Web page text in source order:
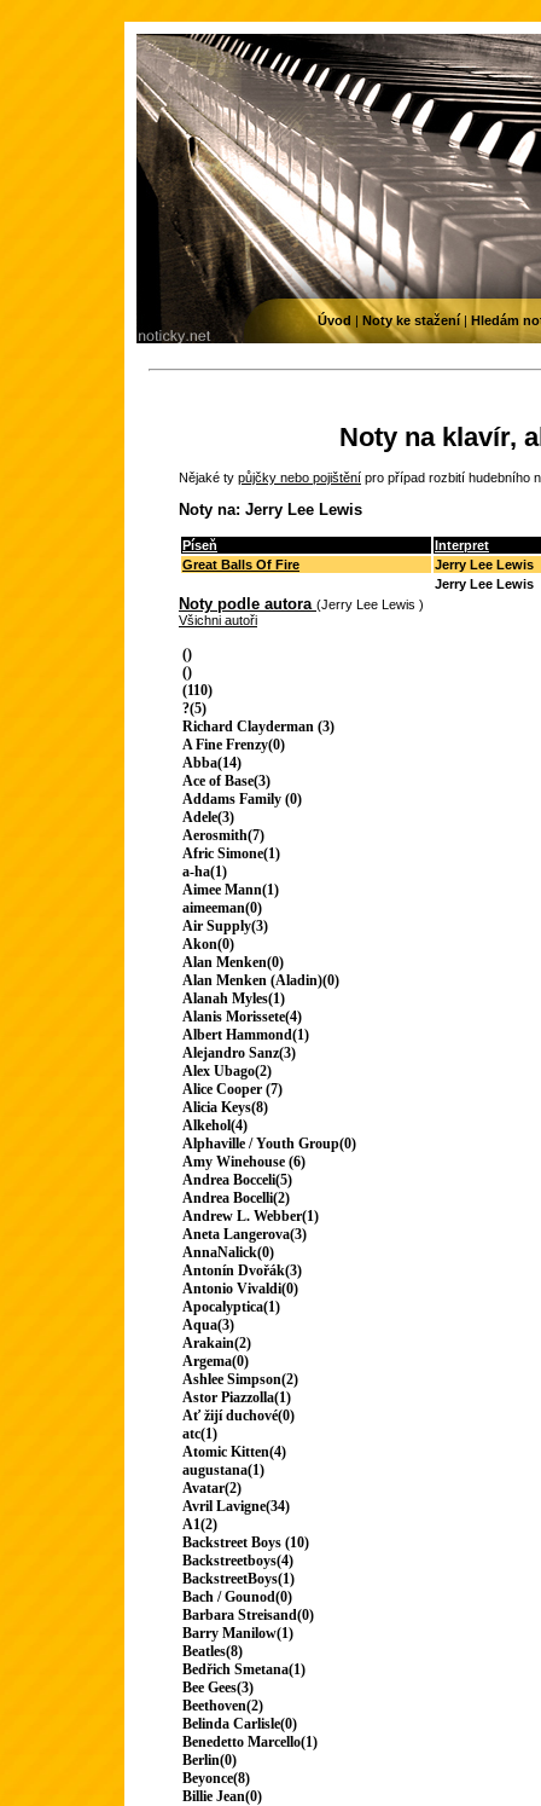
Noty na klavír,
Nějaké ty půjčky nebo pojištění pro případ rozbití hudebního
Noty na: Jerry Lee Lewis
Píseň
Interpret
Great Balls Of Fire
Jerry Lee Lewis
Jerry Lee Lewis
Noty podle autora (Jerry Lee Lewis )
Všichni autoři
()
()
(110)
?(5)
Richard Clayderman (3)
A Fine Frenzy(0)
Abba(14)
Ace of Base(3)
Addams Family (0)
Adele(3)
Aerosmith(7)
Afric Simone(1)
a-ha(1)
Aimee Mann(1)
aimeeman(0)
Air Supply(3)
Akon(0)
Alan Menken(0)
Alan Menken (Aladin)(0)
Alanah Myles(1)
Alanis Morissete(4)
Albert Hammond(1)
Alejandro Sanz(3)
Alex Ubago(2)
Alice Cooper (7)
Alicia Keys(8)
Alkehol(4)
Alphaville / Youth Group(0)
Amy Winehouse (6)
Andrea Bocceli(5)
Andrea Bocelli(2)
Andrew L. Webber(1)
Aneta Langerova(3)
AnnaNalick(0)
Antonín Dvořák(3)
Antonio Vivaldi(0)
Apocalyptica(1)
Aqua(3)
Arakain(2)
Argema(0)
Ashlee Simpson(2)
Astor Piazzolla(1)
Ať žijí duchové(0)
atc(1)
Atomic Kitten(4)
augustana(1)
Avatar(2)
Avril Lavigne(34)
A1(2)
Backstreet Boys (10)
Backstreetboys(4)
BackstreetBoys(1)
Bach / Gounod(0)
Barbara Streisand(0)
Barry Manilow(1)
Beatles(8)
Bedřich Smetana(1)
Bee Gees(3)
Beethoven(2)
Belinda Carlisle(0)
Benedetto Marcello(1)
Berlin(0)
Beyonce(8)
Billie Jean(0)
Úvod | Noty ke stažení| Hledám